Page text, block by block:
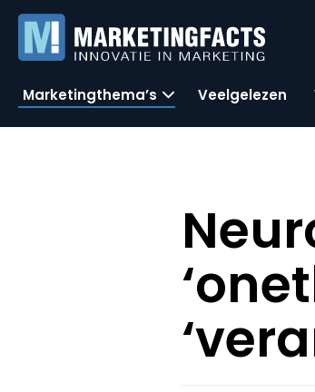
Marketingthema’s Veelgelezen